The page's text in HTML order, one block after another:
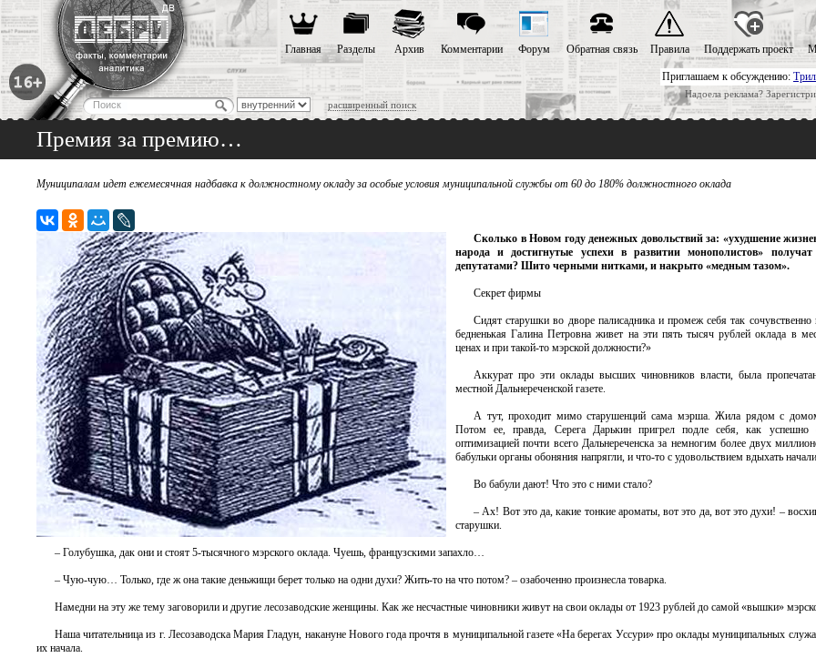
Приглашаем к обсуждению:
Надоела реклама?
расширенный поиск
Главная Разделы Архив Комментарии Форум Обратная связь Правила Поддержать проект
Премия за премию…
Муниципалам идет ежемесячная надбавка к должностному окладу за особые условия муниципальной службы от 60 до 180% должностного оклада
Сколько в Новом году денежных довольствий за: «ухудшение
народа и достигнутые успехи в развитии монополистов»
депутатами? Шито черными нитками, и накрыто «медным тазом».
Секрет фирмы
Сидят старушки во дворе палисадника и промеж себя так
бедненькая Галина Петровна живет на эти пять тысяч рублей оклада в
ценах и при такой-то мэрской должности?»
Аккурат про эти оклады высших чиновников власти, была
местной Дальнереченской газете.
А тут, проходит мимо старушенций сама мэрша. Жила рядом с
Потом ее, правда, Серега Дарькин пригрел подле себя, как успешно
оптимизацией почти всего Дальнереченска за немногим более двух
бабульки органы обоняния напрягли, и что-то с удовольствием вдыхать
Во бабули дают! Что это с ними стало?
– Ах! Вот это да, какие тонкие ароматы, вот это да, вот это духи! –
старушки.
– Голубушка, дак они и стоят 5-тысячного мэрского оклада. Чуешь, французскими запахло…
– Чую-чую… Только, где ж она такие деньжищи берет только на одни духи? Жить-то на что потом? – озабоченно произнесла товарка.
Намедни на эту же тему заговорили и другие лесозаводские женщины. Как же несчастные чиновники живут на свои оклады от 1923 рублей до самой «вышки»
Наша читательница из г. Лесозаводска Мария Гладун, накануне Нового года прочтя в муниципальной газете «На берегах Уссури» про оклады муниципальных
их начала.